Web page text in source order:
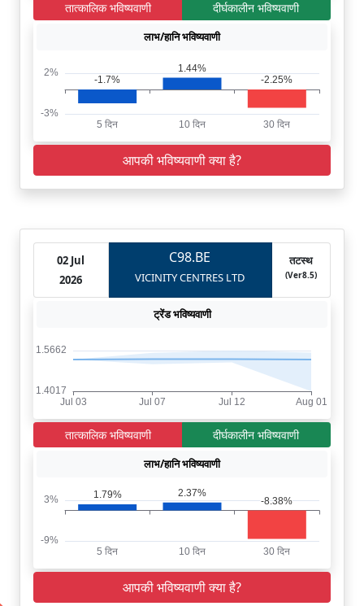
तात्कालिक भविष्यवाणी दीर्घकालीन भविष्यवाणी
लाभ/हानि भविष्यवाणी
आपकी भविष्यवाणी क्या है?
02 Jul
2026
C98.BE
VICINITY CENTRES LTD
तटस्थ
(Ver8.5)
ट्रेंड भविष्यवाणी
तात्कालिक भविष्यवाणी दीर्घकालीन भविष्यवाणी
लाभ/हानि भविष्यवाणी
आपकी भविष्यवाणी क्या है?